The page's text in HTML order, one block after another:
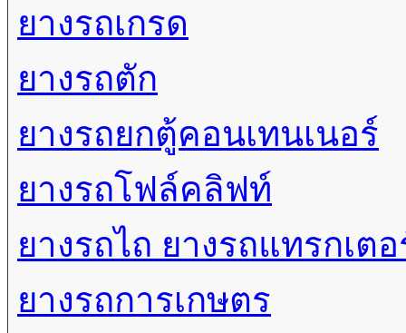
ยางรถเกรด
ยางรถตัก
ยางรถยกตู้คอนเทนเนอร์
ยางรถโฟล์คลิฟท์
ยางรถไถ ยางรถแทรกเตอ
ยางรถการเกษตร